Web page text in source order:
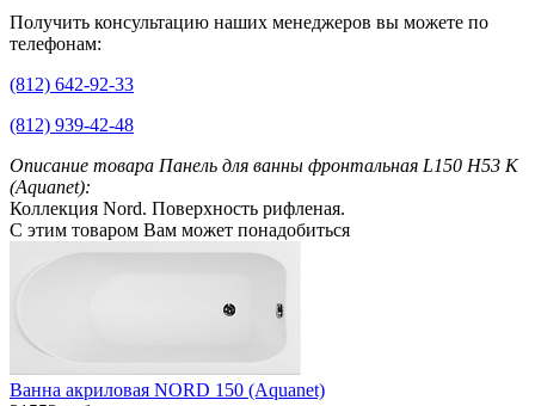
Получить консультацию наших менеджеров вы можете по
телефонам:
(812) 642-92-33
(812) 939-42-48
Описание товара Панель для ванны фронтальная L150 H53 K
(Aquanet):
Коллекция Nord. Поверхность рифленая.
С этим товаром Вам может понадобиться
Ванна акриловая NORD 150 (Aquanet)